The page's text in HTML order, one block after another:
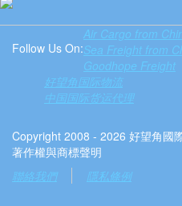
Follow Us On:
Air Cargo from
Sea Freight from
Goodhope Freight
好望角国际物流
中国国际货运代理
Copyright 2008 - 2026 好望角國
著作權與商標聲明
聯絡我們
隱私條例